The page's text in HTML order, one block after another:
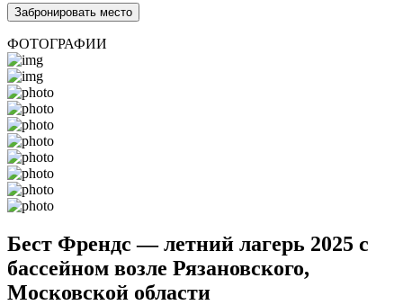
ФОТОГРАФИИ
Бест Френдс — летний лагерь 2025 с
бассейном возле Рязановского,
Московской области